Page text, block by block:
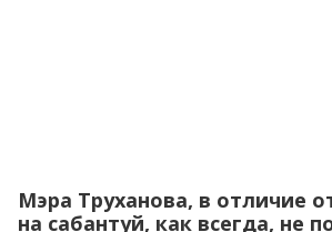
Мэра Труханова, в отличие
на сабантуй, как всегда, не